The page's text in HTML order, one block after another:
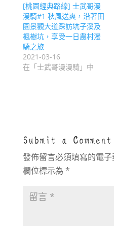
[桃園經典路線] 士武哥漫
漫騎#1 秋風送爽，沿著田
園景觀大道踩訪坑子溪及
楓樹坑，享受一日農村漫
騎之旅
2021-03-16
在「士武哥漫漫騎」中
Submit a Comment
發佈留言必須填寫的電
欄位標示為 *